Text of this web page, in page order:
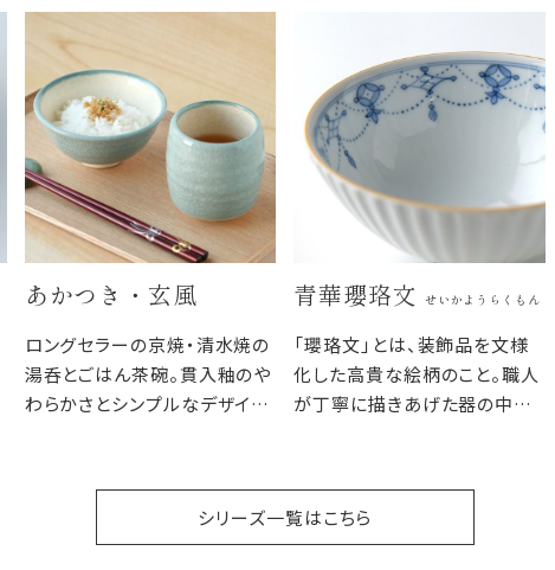
あかつき・玄風
ロングセラーの京焼・清水焼の
湯呑とごはん茶碗。貫入釉のや
わらかさとシンプルなデザイン
楽しむのもおすすめです。
青華瓔珞文 せいかようらくもん
「瓔珞文」とは、装飾品を文様
化した高貴な絵柄のこと。職人
が丁寧に描きあげた器の中の
ます。
シリーズ一覧はこちら